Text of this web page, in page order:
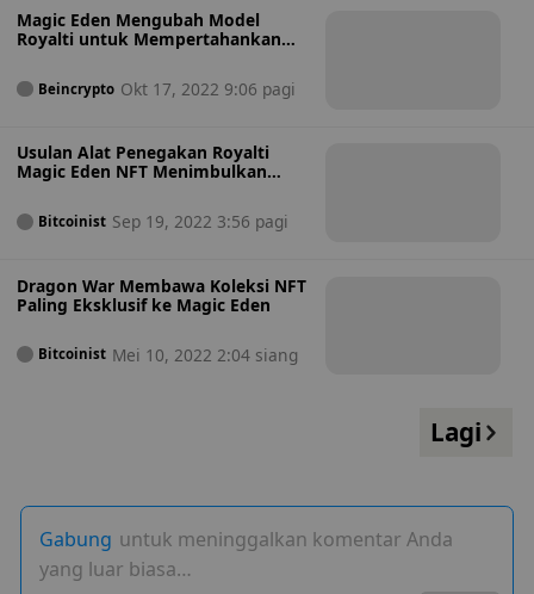
Magic Eden Mengubah Model
Royalti untuk Mempertahankan
Beincrypto Okt 17, 2022 9:06 pagi
Usulan Alat Penegakan Royalti
Magic Eden NFT Menimbulkan
Bitcoinist Sep 19, 2022 3:56 pagi
Dragon War Membawa Koleksi NFT
Paling Eksklusif ke Magic Eden
Bitcoinist Mei 10, 2022 2:04 siang
Lagi
Gabung untuk meninggalkan komentar Anda
yang luar biasa…